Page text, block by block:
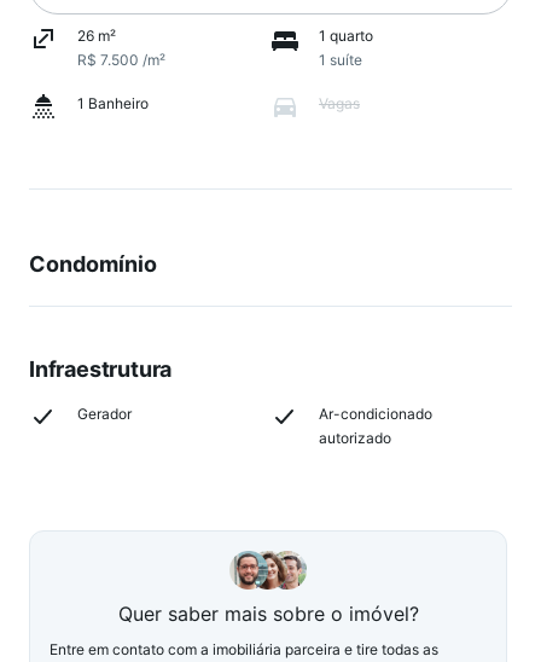
26 m²
R$ 7.500 /m²
1 quarto
1 suíte
1 Banheiro Vagas
Condomínio
Infraestrutura
Gerador
Ar-condicionado
autorizado
Quer saber mais sobre o imóvel?
Entre em contato com a imobiliária parceira e tire todas as